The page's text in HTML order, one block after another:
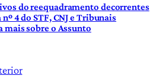
do reequadramento decorrentes
4 do STF, CNJ e Tribunais
mais sobre o Assunto